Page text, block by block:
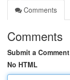
Comments
Comments
Submit a Comment
No HTML